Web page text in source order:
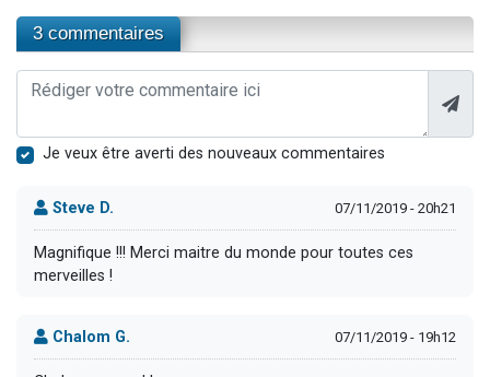
3 commentaires
Je veux être averti des nouveaux commentaires
Steve D. 07/11/2019 - 20h21
Magnifique !!! Merci maitre du monde pour toutes ces
merveilles !
Chalom G. 07/11/2019 - 19h12